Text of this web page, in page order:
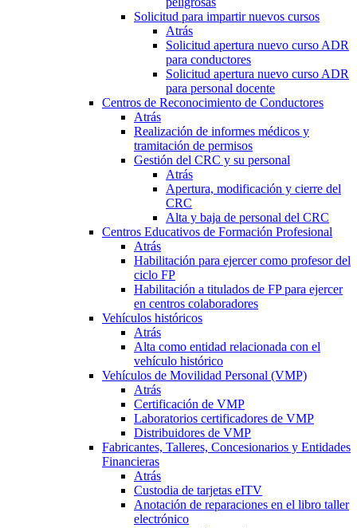
Solicitud para impartir nuevos cursos
Atrás
Solicitud apertura nuevo curso ADR
para conductores
Solicitud apertura nuevo curso ADR
para personal docente
Centros de Reconocimiento de Conductores
Atrás
Realización de informes médicos y
tramitación de permisos
Gestión del CRC y su personal
Atrás
Apertura, modificación y cierre del
CRC
Alta y baja de personal del CRC
Centros Educativos de Formación Profesional
Atrás
Habilitación para ejercer como profesor del
ciclo FP
Habilitación a titulados de FP para ejercer
en centros colaboradores
Vehículos históricos
Atrás
Alta como entidad relacionada con el
vehículo histórico
Vehículos de Movilidad Personal (VMP)
Atrás
Certificación de VMP
Laboratorios certificadores de VMP
Distribuidores de VMP
Fabricantes, Talleres, Concesionarios y Entidades
Financieras
Atrás
Custodia de tarjetas eITV
Anotación de reparaciones en el libro taller
electrónico